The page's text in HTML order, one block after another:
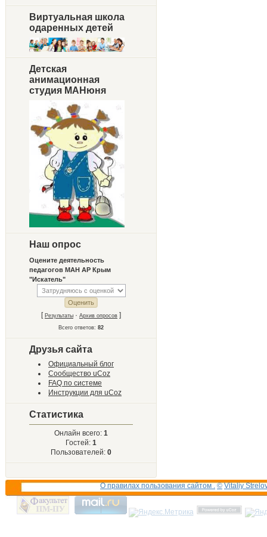
Виртуальная школа
одаренных детей
Детская
анимационная
студия МАНюня
Наш опрос
Оцените деятельность
педагогов МАН АР Крым
"Искатель"
[ Результаты · Архив опросов ]
Всего ответов: 82
Друзья сайта
Официальный блог
Сообщество uCoz
FAQ по системе
Инструкции для uCoz
Статистика
Онлайн всего: 1
Гостей: 1
Пользователей: 0
О правилах пользования сайтом . © Vitaliy